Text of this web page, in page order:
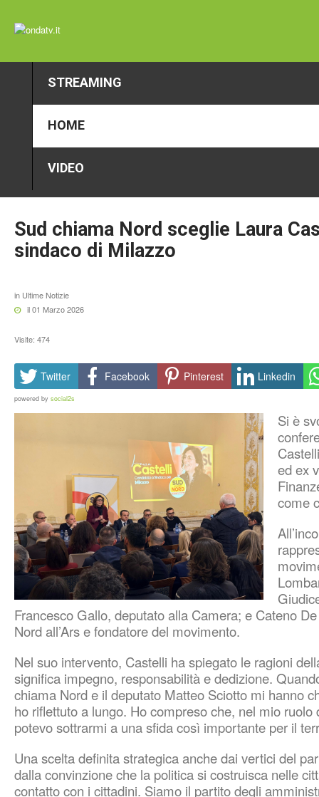
STREAMING
HOME
VIDEO
Sud chiama Nord sceglie Laura
sindaco di Milazzo
in Ultime Notizie
il 01 Marzo 2026
Visite: 474
Twitter Facebook Pinterest Linkedin
powered by social2s
Si è
ed ex
come
Francesco Gallo, deputato alla Camera; e Cateno
Nord all’Ars e fondatore del movimento.
Nel suo intervento, Castelli ha spiegato le ragioni
significa impegno, responsabilità e dedizione.
chiama Nord e il deputato Matteo Sciotto mi hanno
ho riflettuto a lungo. Ho compreso che, nel mio
potevo sottrarmi a una sfida così importante per il
Una scelta definita strategica anche dai vertici del
dalla convinzione che la politica si costruisca nelle
contatto con i cittadini. Siamo il partito degli